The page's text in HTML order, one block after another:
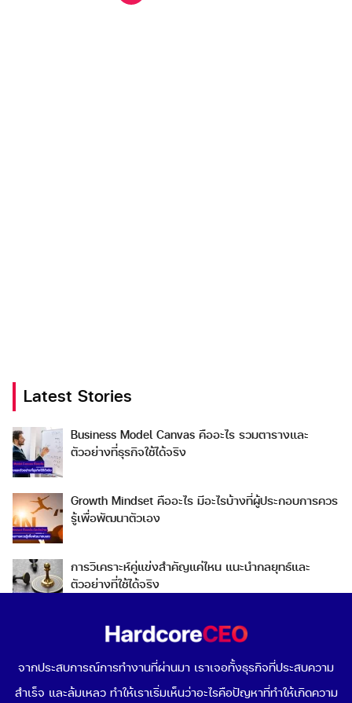
Latest Stories
Business Model Canvas คืออะไร รวมตารางและ
ตัวอย่างที่ธุรกิจใช้ได้จริง
Growth Mindset คืออะไร มีอะไรบ้างที่ผู้ประกอบการควร
รู้เพื่อพัฒนาตัวเอง
การวิเคราะห์คู่แข่งสำคัญแค่ไหน แนะนำกลยุทธ์และ
ตัวอย่างที่ใช้ได้จริง
Go To Market คืออะไร เลือกกลยุทธ์การเข้าสู่ตลาดต่าง
จากประสบการณ์การทำงานที่ผ่านมา เราเจอทั้งธุรกิจที่ประสบความ
สำเร็จ และล้มเหลว ทำให้เราเริ่มเห็นว่าอะไรคือปัญหาที่ทำให้เกิดความ